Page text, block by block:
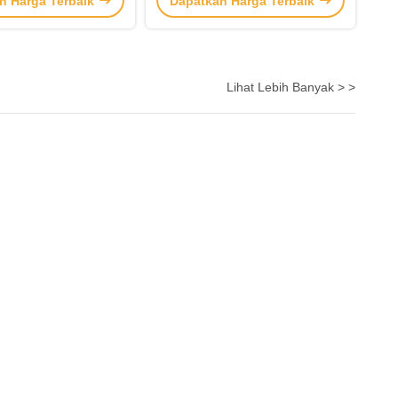
1550nm-DFB
Lihat Lebih Banyak > >